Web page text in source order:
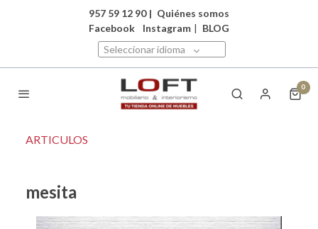
957 59 12 90 | Quiénes somos
Facebook
Instagram | BLOG
Seleccionar idioma
0
ARTICULOS
mesita